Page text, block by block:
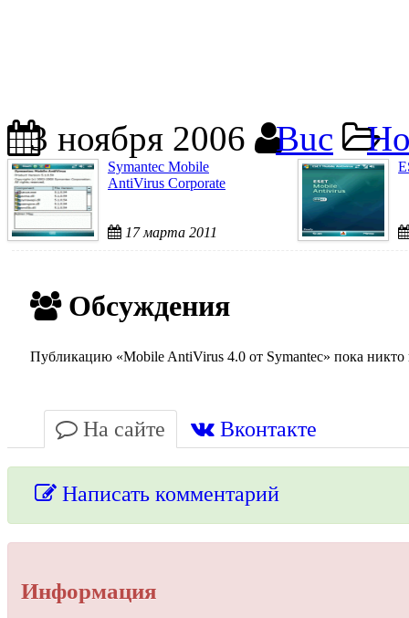
3 ноября 2006 Buc
Symantec Mobile
AntiVirus Corporate
17 марта 2011
Обсуждения
Публикацию «Mobile AntiVirus 4.0 от Symantec» пока никто
На сайте Вконтакте
Написать комментарий
Информация